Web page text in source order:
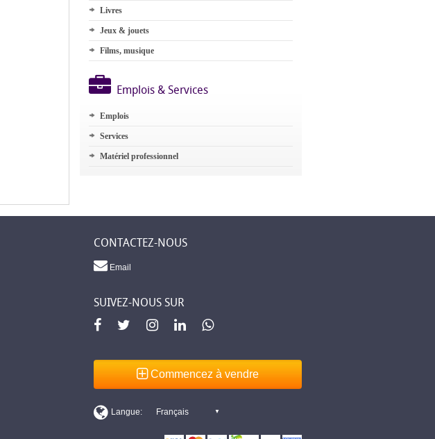
Livres
Jeux & jouets
Films, musique
Emplois & Services
Emplois
Services
Matériel professionnel
CONTACTEZ-NOUS
Email
SUIVEZ-NOUS SUR
Commencez à vendre